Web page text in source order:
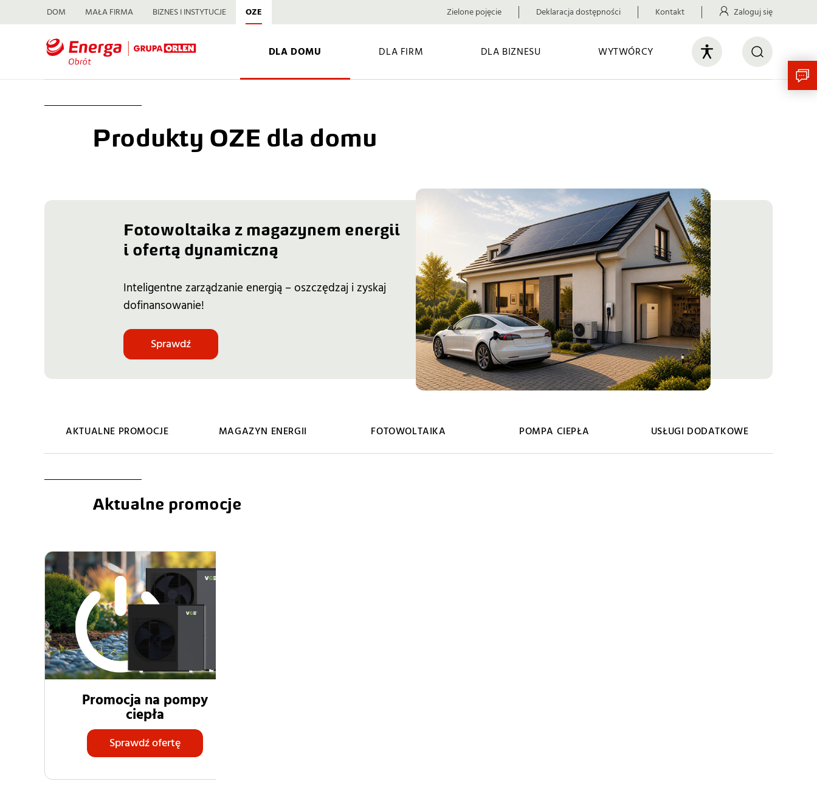
DOM MAŁA FIRMA BIZNES I INSTYTUCJE OZE Zielone pojęcie Deklaracja dostępności Kontakt Zaloguj się
DLA DOMU DLA FIRM DLA BIZNESU WYTWÓRCY
Produkty OZE dla domu
Fotowoltaika z magazynem energii
i ofertą dynamiczną
Inteligentne zarządzanie energią – oszczędzaj i zyskaj
dofinansowanie!
Sprawdź
AKTUALNE PROMOCJE MAGAZYN ENERGII FOTOWOLTAIKA POMPA CIEPŁA USŁUGI DODATKOWE
Aktualne promocje
Promocja na pompy
ciepła
Sprawdź ofertę